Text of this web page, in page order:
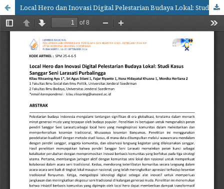
Local Hero dan Inovasi Digital Pelestarian Budaya Lokal: Studi Kasus Sanggar Seni Larasati Purbalingga